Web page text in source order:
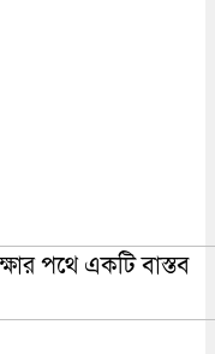
পথে একটি বাস্তব